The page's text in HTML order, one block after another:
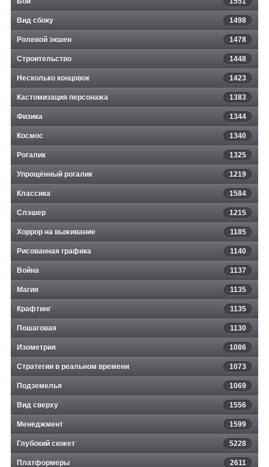
Вид сбоку 1498
Ролевой экшен 1478
Строительство 1448
Несколько концовок 1423
Кастомизация персонажа 1383
Физика 1344
Космос 1340
Рогалик 1325
Упрощённый рогалик 1219
Классика 1584
Слэшер 1215
Хоррор на выживание 1185
Рисованная графика 1140
Война 1137
Магия 1135
Крафтинг 1135
Пошаговая 1130
Изометрия 1086
Стратегии в реальном времени 1073
Подземелья 1069
Вид сверху 1556
Менеджмент 1599
Глубокий сюжет 5228
Платформеры 2611